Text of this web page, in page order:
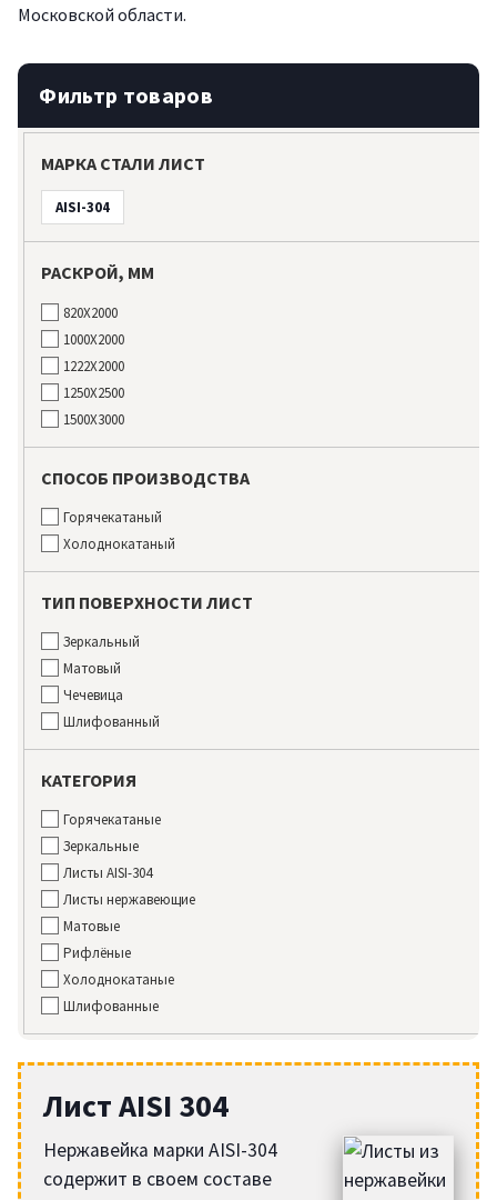
Московской области.
Фильтр товаров
МАРКА СТАЛИ ЛИСТ
AISI-304
РАСКРОЙ, ММ
820Х2000
1000Х2000
1222Х2000
1250Х2500
1500Х3000
СПОСОБ ПРОИЗВОДСТВА
Горячекатаный
Холоднокатаный
ТИП ПОВЕРХНОСТИ ЛИСТ
Зеркальный
Матовый
Чечевица
Шлифованный
КАТЕГОРИЯ
Горячекатаные
Зеркальные
Листы AISI-304
Листы нержавеющие
Матовые
Рифлёные
Холоднокатаные
Шлифованные
Лист AISI 304
Нержавейка марки AISI-304
содержит в своем составе